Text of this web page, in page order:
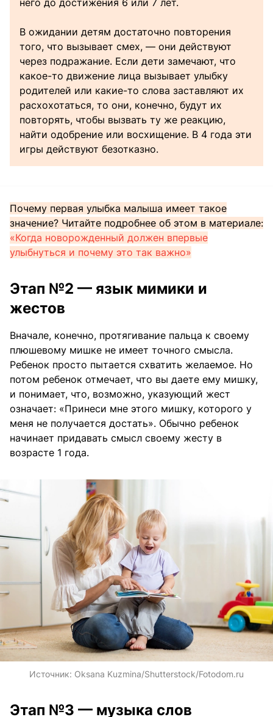
В ожидании детям достаточно повторения
того, что вызывает смех, — они действуют
через подражание. Если дети замечают, что
какое-то движение лица вызывает улыбку
родителей или какие-то слова заставляют их
расхохотаться, то они, конечно, будут их
повторять, чтобы вызвать ту же реакцию,
найти одобрение или восхищение. В 4 года эти
игры действуют безотказно.
Почему первая улыбка малыша имеет такое
значение? Читайте подробнее об этом в материале:
«Когда новорожденный должен впервые
улыбнуться и почему это так важно»
Этап №2 — язык мимики и
жестов
Вначале, конечно, протягивание пальца к своему
плюшевому мишке не имеет точного смысла.
Ребенок просто пытается схватить желаемое. Но
потом ребенок отмечает, что вы даете ему мишку,
и понимает, что, возможно, указующий жест
означает: «Принеси мне этого мишку, которого у
меня не получается достать». Обычно ребенок
начинает придавать смысл своему жесту в
возрасте 1 года.
Источник: Oksana Kuzmina/Shutterstock/Fotodom.ru
Этап №3 — музыка слов